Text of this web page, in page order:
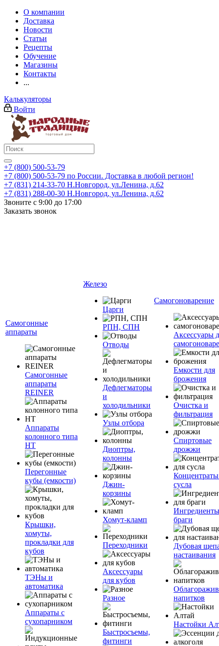
О компании
Доставка
Новости
Статьи
Рецепты
Обучение
Магазины
Контакты
...
Калькуляторы
Войти
+7 (800) 500-53-79
+7 (800) 500-53-79 по России. Доставка в любой регион!
+7 (831) 214-33-70 Н.Новгород, ул.Ленина, д.62
+7 (831) 288-00-30 Н.Новгород, ул.Ленина, д.62
Звоните с 9:00 до 17:00
Заказать звонок
Самогонные
аппараты
Самогонные
аппараты
REINER
Аппараты
колонного типа
НТ
Перегонные
кубы (емкости)
Крышки,
хомуты,
прокладки для
кубов
ТЭНы и
автоматика
Аппараты с
сухопарником
Железо
Царги
РПН, СПН
Отводы
Дефлегматоры
и
холодильники
Узлы отбора
Диоптры,
колонны
Джин-
корзины
Хомут-кламп
Переходники
Аксессуары
для кубов
Разное
Быстросъемы,
фитинги
Самогоноварение
Аксессуары
Емкости для
брожения
Очистка и
фильтрация
Спиртовые
дрожжи
сусла
браги
Дубовая
настаивания
напитков
Настойки